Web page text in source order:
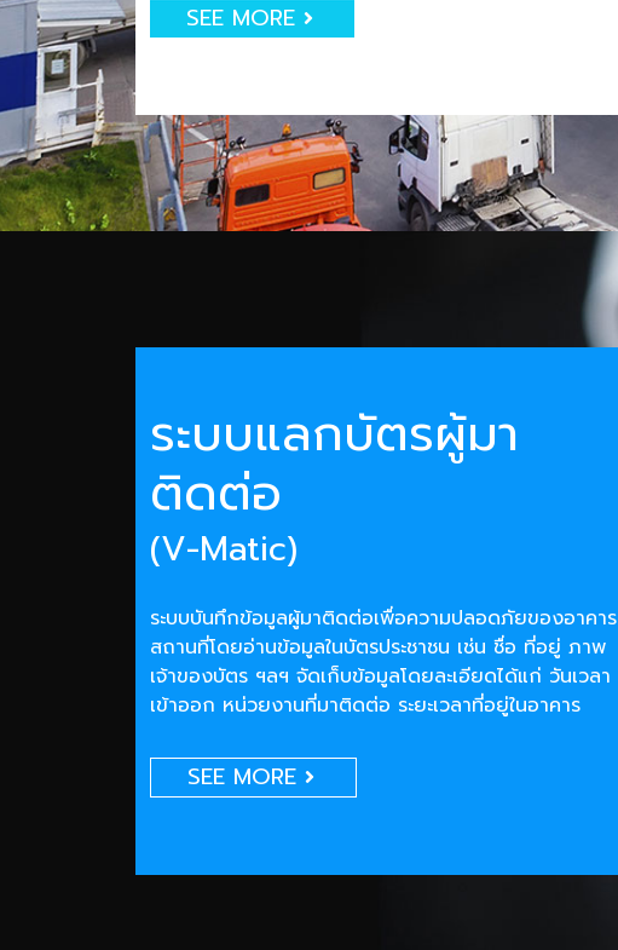
SEE MORE
ระบบแลกบัตรผู้มา
ติดต่อ
(V-Matic)
ระบบบันทึกข้อมูลผู้มาติดต่อเพื่อความปลอดภัยของอาคาร
สถานที่โดยอ่านข้อมูลในบัตรประชาชน เช่น ชื่อ ที่อยู่ ภาพ
เจ้าของบัตร ฯลฯ จัดเก็บข้อมูลโดยละเอียดได้แก่ วันเวลา
เข้าออก หน่วยงานที่มาติดต่อ ระยะเวลาที่อยู่ในอาคาร
SEE MORE